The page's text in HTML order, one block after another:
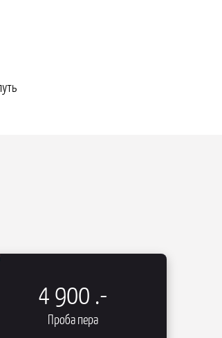
4 900 .-
Проба пера